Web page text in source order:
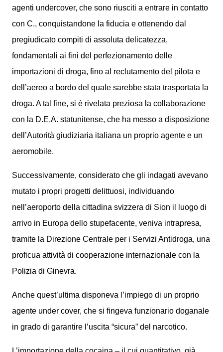
agenti undercover, che sono riusciti a entrare in contatto
con C., conquistandone la fiducia e ottenendo dal
pregiudicato compiti di assoluta delicatezza,
fondamentali ai fini del perfezionamento delle
importazioni di droga, fino al reclutamento del pilota e
dell’aereo a bordo del quale sarebbe stata trasportata la
droga. A tal fine, si è rivelata preziosa la collaborazione
con la D.E.A. statunitense, che ha messo a disposizione
dell’Autorità giudiziaria italiana un proprio agente e un
aeromobile.
Successivamente, considerato che gli indagati avevano
mutato i propri progetti delittuosi, individuando
nell’aeroporto della cittadina svizzera di Sion il luogo di
arrivo in Europa dello stupefacente, veniva intrapresa,
tramite la Direzione Centrale per i Servizi Antidroga, una
proficua attività di cooperazione internazionale con la
Polizia di Ginevra.
Anche quest’ultima disponeva l’impiego di un proprio
agente under cover, che si fingeva funzionario doganale
in grado di garantire l’uscita “sicura” del narcotico.